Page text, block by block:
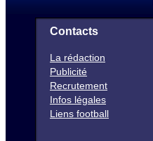
Contacts
La rédaction
Publicité
Recrutement
Infos légales
Liens football